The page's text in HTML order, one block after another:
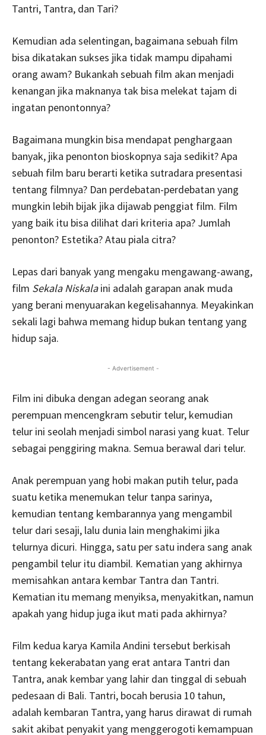
Tantri, Tantra, dan Tari?
Kemudian ada selentingan, bagaimana sebuah film
bisa dikatakan sukses jika tidak mampu dipahami
orang awam? Bukankah sebuah film akan menjadi
kenangan jika maknanya tak bisa melekat tajam di
ingatan penontonnya?
Bagaimana mungkin bisa mendapat penghargaan
banyak, jika penonton bioskopnya saja sedikit? Apa
sebuah film baru berarti ketika sutradara presentasi
tentang filmnya? Dan perdebatan-perdebatan yang
mungkin lebih bijak jika dijawab penggiat film. Film
yang baik itu bisa dilihat dari kriteria apa? Jumlah
penonton? Estetika? Atau piala citra?
Lepas dari banyak yang mengaku mengawang-awang,
film Sekala Niskalaini adalah garapan anak muda
yang berani menyuarakan kegelisahannya. Meyakinkan
sekali lagi bahwa memang hidup bukan tentang yang
hidup saja.
- Advertisement -
Film ini dibuka dengan adegan seorang anak
perempuan mencengkram sebutir telur, kemudian
telur ini seolah menjadi simbol narasi yang kuat. Telur
sebagai penggiring makna. Semua berawal dari telur.
Anak perempuan yang hobi makan putih telur, pada
suatu ketika menemukan telur tanpa sarinya,
kemudian tentang kembarannya yang mengambil
telur dari sesaji, lalu dunia lain menghakimi jika
telurnya dicuri. Hingga, satu per satu indera sang anak
pengambil telur itu diambil. Kematian yang akhirnya
memisahkan antara kembar Tantra dan Tantri.
Kematian itu memang menyiksa, menyakitkan, namun
apakah yang hidup juga ikut mati pada akhirnya?
Film kedua karya Kamila Andini tersebut berkisah
tentang kekerabatan yang erat antara Tantri dan
Tantra, anak kembar yang lahir dan tinggal di sebuah
pedesaan di Bali. Tantri, bocah berusia 10 tahun,
adalah kembaran Tantra, yang harus dirawat di rumah
sakit akibat penyakit yang menggerogoti kemampuan